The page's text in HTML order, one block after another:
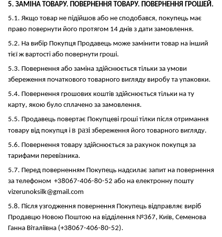
5. ЗАМІНА ТОВАРУ. ПОВЕРНЕННЯ ТОВАРУ. ПОВЕРНЕННЯ ГРОШЕЙ.
5.1. Якщо товар не підійшов або не сподобався, покупець має
право повернути його протягом 14 днів з дати замовлення.
5.2. На вибір Покупця Продавець може замінити товар на інший
тієї ж вартості або повернути гроші.
5.3. Повернення або заміна здійснюється тільки за умови
збереження початкового товарного вигляду виробу та упаковки.
5.4. Повернення грошових коштів здійснюється тільки на ту
карту, якою було сплачено за замовлення.
5.5. Продавець повертає Покупцеві гроші тілки після отримання
товару від покупця і в разі збереження його товарного вигляду.
5.6. Повернення товару здійснюється за рахунок покупця за
тарифами перевізника.
5.7. Перед поверненням Покупець надсилає запит на повернення
за телефоном +38067-406-80-52 або на електронну пошту
vizerunoksilk@gmail.com
5.8. Після узгодження повернення Покупець відправляє виріб
Продавцю Новою Поштою на відділення №367, Київ, Семенова
Ганна Віталіївна (+38067-406-80-52).